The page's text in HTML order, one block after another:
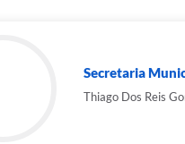
Secretaria
Thiago Dos Reis